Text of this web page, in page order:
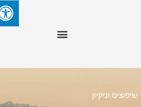
שיפוצים וניקיון